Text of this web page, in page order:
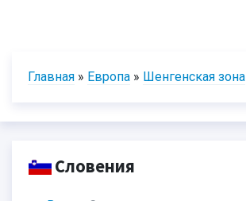
Главная » Европа » Шенгенская зона
Словения